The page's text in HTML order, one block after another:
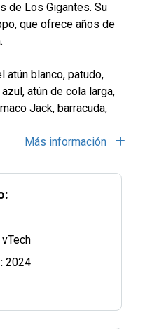
de Los Gigantes. Su
que ofrece años de
atún blanco, patudo,
atún de cola larga,
Jack, barracuda,
Más información
2024